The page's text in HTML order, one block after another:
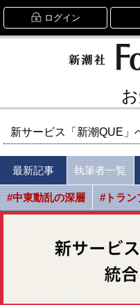
ログイン
新サービス「新潮QUE」
最新記事 執筆者一覧
#中東動乱の深層 #トラン